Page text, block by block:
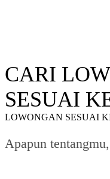
CARI
SESUAI
LOWONGAN SESUAI
Apapun